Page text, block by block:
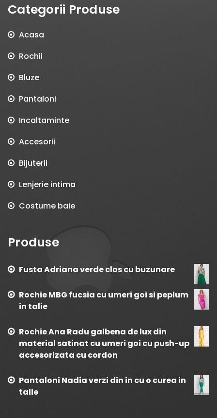
Categorii Produse
Acasa
Rochii
Bluze
Pantaloni
Incaltaminte
Accesorii
Bijuterii
Lenjerie intima
Costume baie
Produse
Fusta Adriana verde clos cu buzunare
Rochie MBG fucsia cu umeri goi si peplum
in talie
Rochie Ana Radu galbena de lux din
material satinat cu umeri goi cu push-up
accesorizata cu cordon
Pantaloni Nadia verzi din in cu o curea in
talie